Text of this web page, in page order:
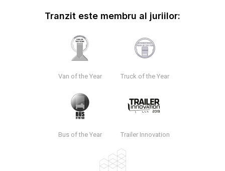
Tranzit este membru al juriilor:
Van of the Year Truck of the Year
Bus of the Year Trailer Innovation